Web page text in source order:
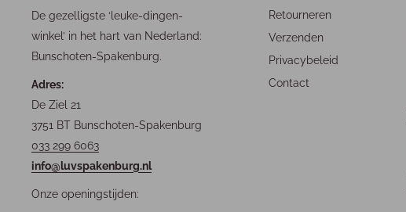
De gezelligste ‘leuke-dingen-
winkel’ in het hart van Nederland:
Bunschoten-Spakenburg.
Adres:
De Ziel 21
3751 BT Bunschoten-Spakenburg
033 299 6063
info@luvspakenburg.nl
Onze openingstijden:
Retourneren
Verzenden
Privacybeleid
Contact